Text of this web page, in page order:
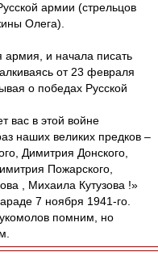
армии (стрельцов
Олега).
армия, и начала писать
от 23 февраля
о победах Русской
вас в этой войне
наших великих предков –
Димитрия Донского,
Пожарского,
, Михаила Кутузова !»
7 ноября 1941-го.
помним, но